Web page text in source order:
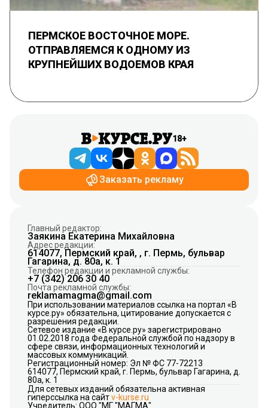
ПЕРМСКОЕ ВОСТОЧНОЕ МОРЕ.
ОТПРАВЛЯЕМСЯ К ОДНОМУ ИЗ
КРУПНЕЙШИХ ВОДОЕМОВ КРАЯ
18+
Заказать рекламу
Главный редактор:
Заякина Екатерина Михайловна
Адрес редакции:
614077, Пермский край, , г. Пермь, бульвар
Гагарина, д. 80а, к. 1
Телефон редакции и рекламной службы:
+7 (342) 206 30 40
Почта рекламной службы:
reklamamagma@gmail.com
При использовании материалов ссылка на портал «В
курсе.ру» обязательна, цитирование допускается с
разрешения редакции.
Сетевое издание «В курсе.ру» зарегистрировано
01.02.2018 года Федеральной службой по надзору в
сфере связи, информационных технологий и
массовых коммуникаций.
Регистрационный номер: Эл № ФС 77-72213
614077, Пермский край, г. Пермь, бульвар Гагарина, д.
80а, к. 1
Для сетевых изданий обязательна активная
гиперссылка на сайтv-kurse.ru
Учредитель: ООО "МГ "МАГМА"